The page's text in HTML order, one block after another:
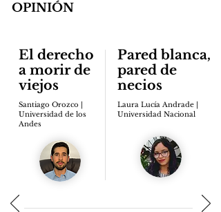
El derecho
a morir de
viejos
Pared blanca,
pared de
necios
Santiago Orozco |
Universidad de los
Andes
Laura Lucía Andrade |
Universidad Nacional
OPINIÓN